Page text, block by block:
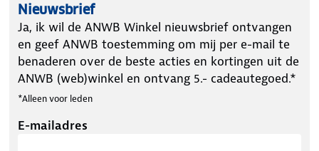
Nieuwsbrief
Ja, ik wil de ANWB Winkel nieuwsbrief ontvangen
en geef ANWB toestemming om mij per e-mail te
benaderen over de beste acties en kortingen uit de
ANWB (web)winkel en ontvang 5.- cadeautegoed.*
*Alleen voor leden
E-mailadres